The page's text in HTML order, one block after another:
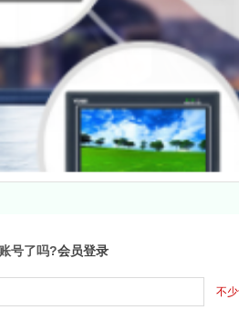
号了吗?会员登录
不